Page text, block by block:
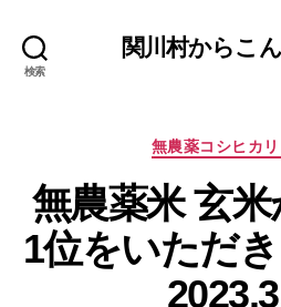
検索
関川村からこ
カ
テ
リ
ー
無農薬コシヒカ
無農薬米 玄
1位をいただ